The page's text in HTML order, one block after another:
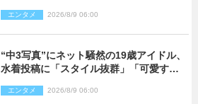
エンタメ 2026/8/9 06:00
“中3写真”にネット騒然の19歳アイドル、
水着投稿に「スタイル抜群」「可愛すぎ
エンタメ 2026/8/9 06:00